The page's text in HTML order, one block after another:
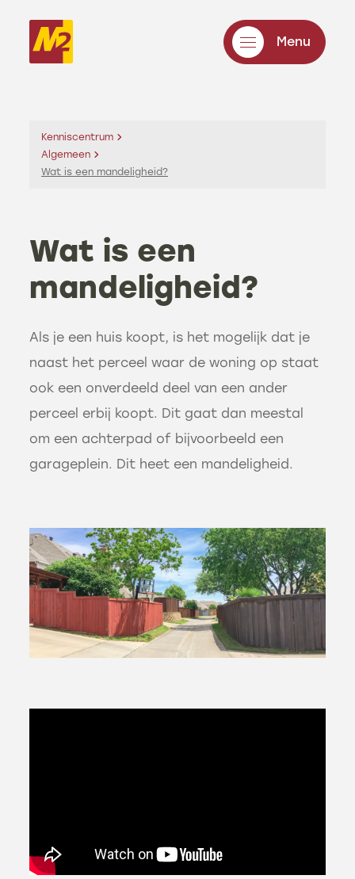
Menu
Kenniscentrum
Algemeen
Wat is een mandeligheid?
Wat is een
mandeligheid?
Als je een huis koopt, is het mogelijk dat je
naast het perceel waar de woning op staat
ook een onverdeeld deel van een ander
perceel erbij koopt. Dit gaat dan meestal
om een achterpad of bijvoorbeeld een
garageplein. Dit heet een mandeligheid.